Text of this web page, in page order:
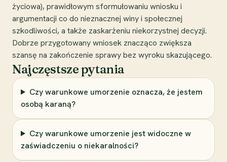
życiowa), prawidłowym sformułowaniu wniosku i
argumentacji co do nieznacznej winy i społecznej
szkodliwości, a także zaskarżeniu niekorzystnej decyzji.
Dobrze przygotowany wniosek znacząco zwiększa
szansę na zakończenie sprawy bez wyroku skazującego.
Najczęstsze pytania
Czy warunkowe umorzenie oznacza, że jestem
osobą karaną?
Czy warunkowe umorzenie jest widoczne w
zaświadczeniu o niekaralności?